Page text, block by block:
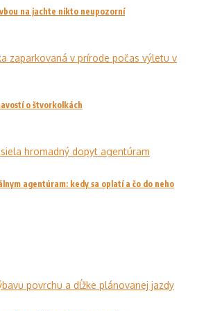
na jachte nikto neupozorní
o štvorkolkách
agentúram: kedy sa oplatí a čo do neho